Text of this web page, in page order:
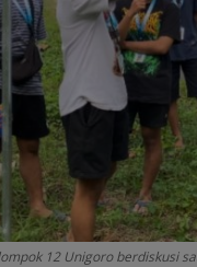
12 Unigoro berdiskusi